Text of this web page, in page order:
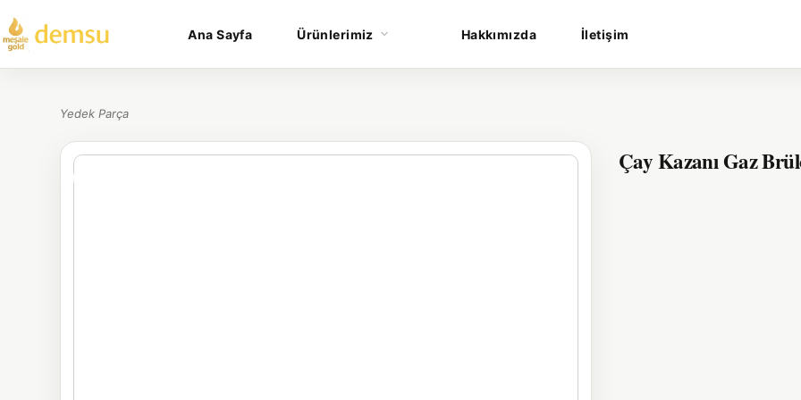
Ana Sayfa Ürünlerimiz Hakkımızda İletişim
Yedek Parça
Çay Kazanı Gaz